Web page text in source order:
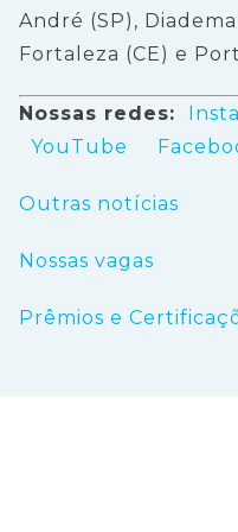
André (SP),
Fortaleza (CE) e
Nossas redes:
YouTube
Outras notícias
Nossas vagas
Prêmios e